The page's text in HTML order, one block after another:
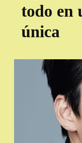
todo en
única